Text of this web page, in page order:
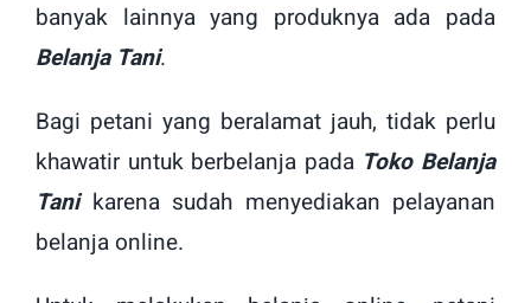
banyak lainnya yang produknya ada pada
Belanja Tani.
Bagi petani yang beralamat jauh, tidak perlu
khawatir untuk berbelanja pada Toko Belanja
Tani karena sudah menyediakan pelayanan
belanja online.